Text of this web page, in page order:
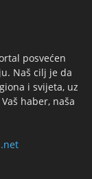
posvećen
Naš cilj je da
i svijeta, uz
haber, naša